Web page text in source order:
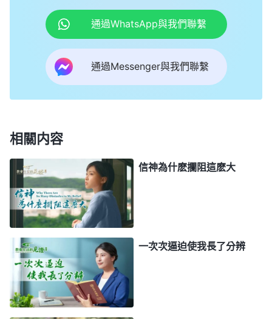
加，更不會來幫忙，那我不是要被所有人弃絶嗎？但
是，我知道主已經回來了，如果我選擇回到宗教，那
不就是否認神、背叛神了嗎？一時間，我不知道該怎
麽辦好，就禱告求神帶領我。這時，我想到主耶穌説
手扶着犁向後看的，不配進神的國。
敢跟隨神，這哪是信神的人哪？又有什麽資格進入神
的國啊？想到這兒，我向神禱告説：「神哪，今天我
願意為你站住見證，不管以後臨到什麽事，我都要跟
隨你。」禱告後，我心裏平静了許多，很堅决地在紙
上打了叉，其他幾個弟兄姊妹也相繼打了叉，只有一
個姊妹打了勾。牧師氣急敗壞地説：「這是你們自己
的選擇，以後我們就是兩路人，你們有什麽事情我們
就不管了。」
回到家後，我又擔心起來：「我們村子每家每户
通過WhatsApp與我們聯繫
通過Messenger與我們聯繫
相關内容
信神為什麽攔阻這麽大
一次次逼迫使我長了分辨